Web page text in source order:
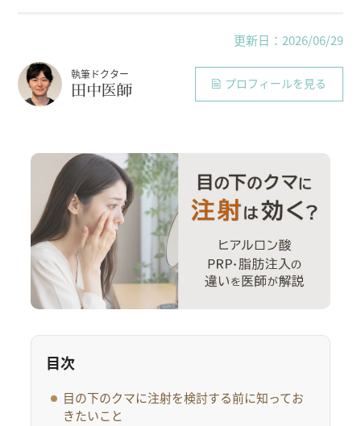
更新日：2026/06/29
執筆ドクター
田中医師 プロフィールを見る
目次
目の下のクマに注射を検討する前に知ってお
きたいこと